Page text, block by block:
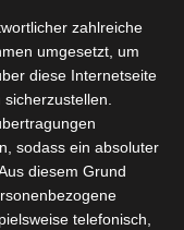
- Ligue 1
1
de 0
zahlreiche
umgesetzt, um
diese Internetseite
sodass ein absoluter
diesem Grund
telefonisch,